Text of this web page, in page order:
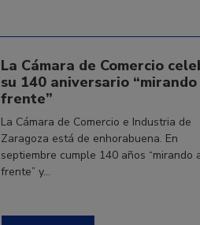
La Cámara de Comercio
su 140 aniversario
frente”
La Cámara de Comercio e Industria de
Zaragoza está de enhorabuena. En
septiembre cumple 140 años “mirando
frente” y…